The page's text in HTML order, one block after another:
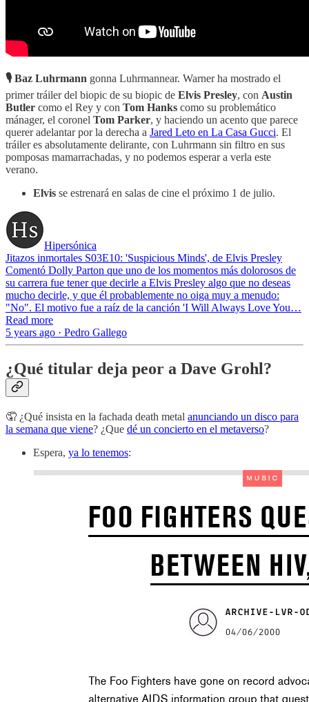
🎙 Baz Luhrmann gonna Luhrmannear. Warner ha mostrado el
primer tráiler del biopic de su biopic de Elvis Presley, con Austin
Butler como el Rey y con Tom Hanks como su problemático
mánager, el coronel Tom Parker, y haciendo un acento que parece
querer adelantar por la derecha a Jared Leto en La Casa Gucci. El
tráiler es absolutamente delirante, con Luhrmann sin filtro en sus
pomposas mamarrachadas, y no podemos esperar a verla este
verano.
Elvis se estrenará en salas de cine el próximo 1 de julio.
Hipersónica
Jitazos inmortales S03E10: 'Suspicious Minds', de Elvis Presley
Comentó Dolly Parton que uno de los momentos más dolorosos de
su carrera fue tener que decirle a Elvis Presley algo que no deseas
mucho decirle, y que él probablemente no oiga muy a menudo:
"No". El motivo fue a raíz de la canción 'I Will Always Love You…
Read more
5 years ago · Pedro Gallego
¿Qué titular deja peor a Dave Grohl?
🤦 ¿Qué insista en la fachada death metal anunciando un disco para
la semana que viene? ¿Que dé un concierto en el metaverso?
Espera, ya lo tenemos: